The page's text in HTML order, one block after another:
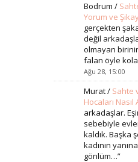
Bodrum /
Yorum ve
gerçekten
değil
olmayan
falan öyle
Ağu 28, 15:00
Murat/ Sahte
Hocaları Nasıl
arkadaşlar.
sebebiyle
kaldık. Başka
kadının
gönlüm…”